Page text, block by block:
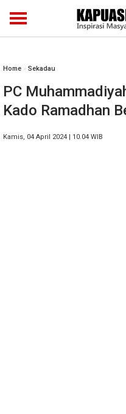
Home » Sekadau
PC
Kado Ramadhan
Kamis, 04 April 2024 | 10.04 WIB